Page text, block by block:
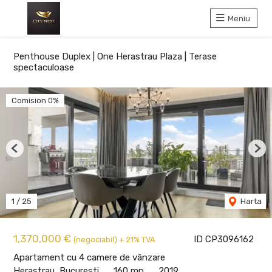
Meniu
Penthouse Duplex | One Herastrau Plaza | Terase
spectaculoase
ID CP3096162
1,370,000 € (negociabil) + 21% TVA
Apartament cu 4 camere de vânzare
Comision 0%
1 / 25 Harta
Previous